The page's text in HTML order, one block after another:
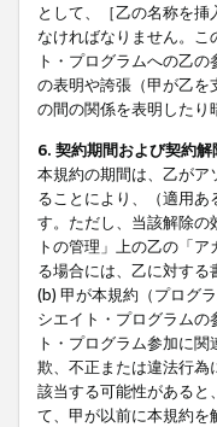
として、［乙の名称を
なければなりません。
ト・プログラムへの乙
の表明や誇張（甲が乙を
の間の関係を表明したり
6. 契約期間および契約解
本規約の期間は、乙がア
ることにより、（適用
す。ただし、当該解除の
トの管理」上の乙の「
る場合には、乙に対す
(b) 甲が本規約（プログ
シエイト・プログラム
ト・プログラム参加に
欺、不正または違法行為
該当する可能性があると
て、甲が以前に本規約を